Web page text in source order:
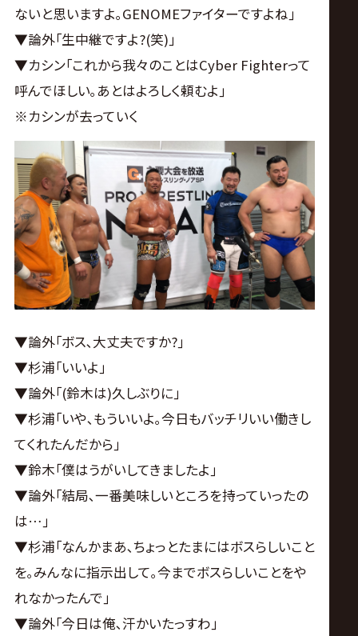
ないと思いますよ｡GENOMEファイターですよね｣
▼論外｢生中継ですよ?(笑)｣
▼カシン｢これから我々のことはCyber Fighterって
呼んでほしい｡あとはよろしく頼むよ｣
※カシンが去っていく
▼論外｢ボス､大丈夫ですか?｣
▼杉浦｢いいよ｣
▼論外｢(鈴木は)久しぶりに｣
▼杉浦｢いや､もういいよ｡今日もバッチリいい働きし
てくれたんだから｣
▼鈴木｢僕はうがいしてきましたよ｣
▼論外｢結局､一番美味しいところを持っていったの
は…｣
▼杉浦｢なんかまあ､ちょっとたまにはボスらしいこと
を｡みんなに指示出して｡今までボスらしいことをや
れなかったんで｣
▼論外｢今日は俺､汗かいたっすわ｣